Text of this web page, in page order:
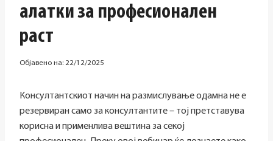
алатки за професионален
раст
Објавено на: 22/12/2025
Консултантскиот начин на размислување одамна не е
резервиран само за консултантите – тој претставува
корисна и применлива вештина за секој